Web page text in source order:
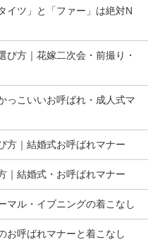
イツ」と「ファー」は絶対N
び方｜花嫁二次会・前撮り・
っこいいお呼ばれ・成人式マ
方｜結婚式お呼ばれマナー
｜結婚式・お呼ばれマナー
マル・イブニングの着こなし
お呼ばれマナーと着こなし